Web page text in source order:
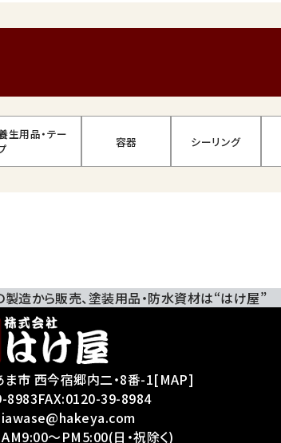
生用品・テー
容器 シーリング
造から販売、塗装用品・防水資材は“はけ屋”
市 西今宿郷内二・8番-1[MAP]
8983FAX:0120-39-8984
～PM5:00(日・祝除く)